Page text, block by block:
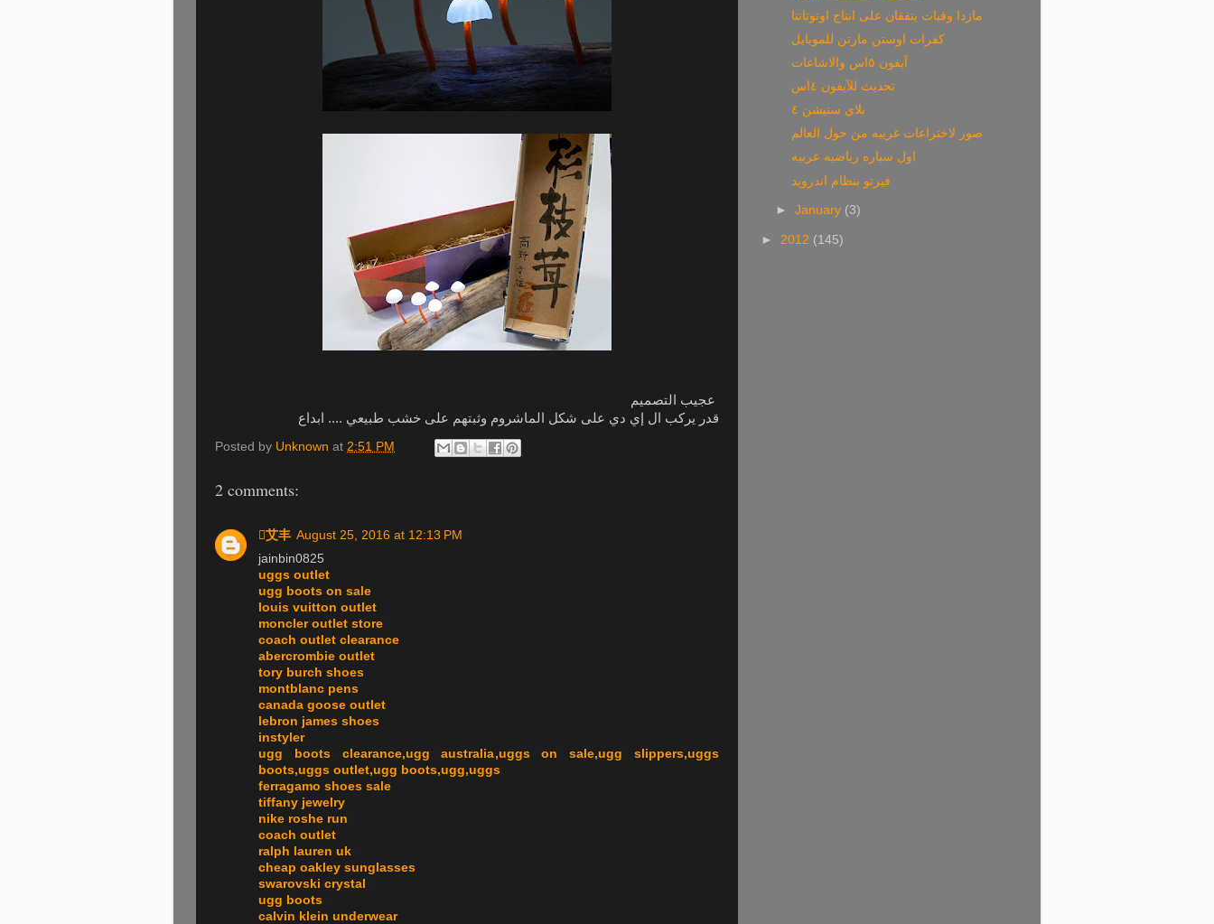
قدر يركب ال إي دي على شكل الماشروم وثبتهم على خشب طبيعي .... ابداع
Posted by Unknown at 2:51 PM
2 comments:
艾丰 August 25, 2016 at 12:13 PM
jainbin0825
uggs outlet
ugg boots on sale
louis vuitton outlet
moncler outlet store
coach outlet clearance
abercrombie outlet
tory burch shoes
montblanc pens
canada goose outlet
lebron james shoes
instyler
ugg boots clearance,ugg australia,uggs on sale,ugg slippers,uggs
boots,uggs outlet,ugg boots,ugg,uggs
ferragamo shoes sale
tiffany jewelry
nike roshe run
coach outlet
ralph lauren uk
cheap oakley sunglasses
swarovski crystal
ugg boots
calvin klein underwear
مازدا وفيات يتفقان على انتاج اوتوتانتا
كفرات اوستن مارتن للموبايل
آيفون ٥اس والاشاعات
تحديث للآيفون ٤اس
بلاي ستيشن ٤
صور لاختراعات غريبه من حول العالم
اول سياره رياضيه عربيه
فيرتو بنظام اندرويد
►January (3)
► 2012 (145)